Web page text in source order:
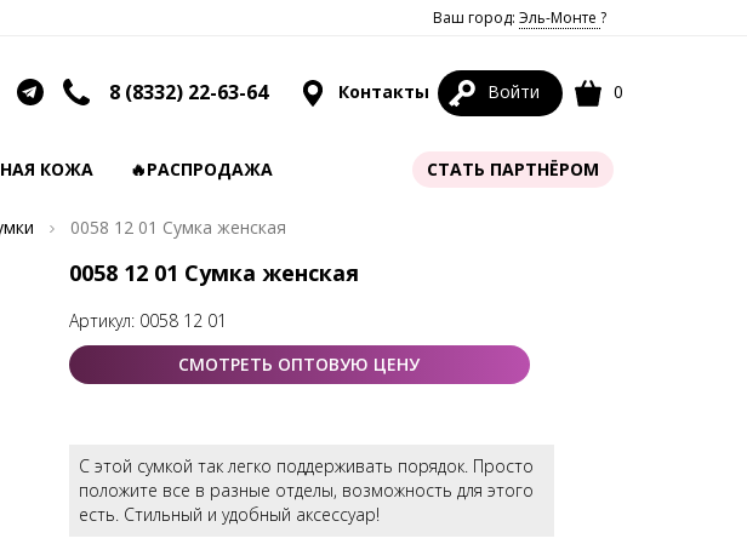
Ваш город: Эль-Монте ?
8 (8332) 22-63-64 Контакты Войти 0
КОЖА 🔥РАСПРОДАЖА СТАТЬ ПАРТНЁРОМ
0058 12 01 Сумка женская
0058 12 01 Сумка женская
Артикул: 0058 12 01
СМОТРЕТЬ ОПТОВУЮ ЦЕНУ
С этой сумкой так легко поддерживать порядок. Просто
положите все в разные отделы, возможность для этого
есть. Стильный и удобный аксессуар!